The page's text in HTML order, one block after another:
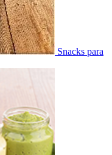
Snacks para